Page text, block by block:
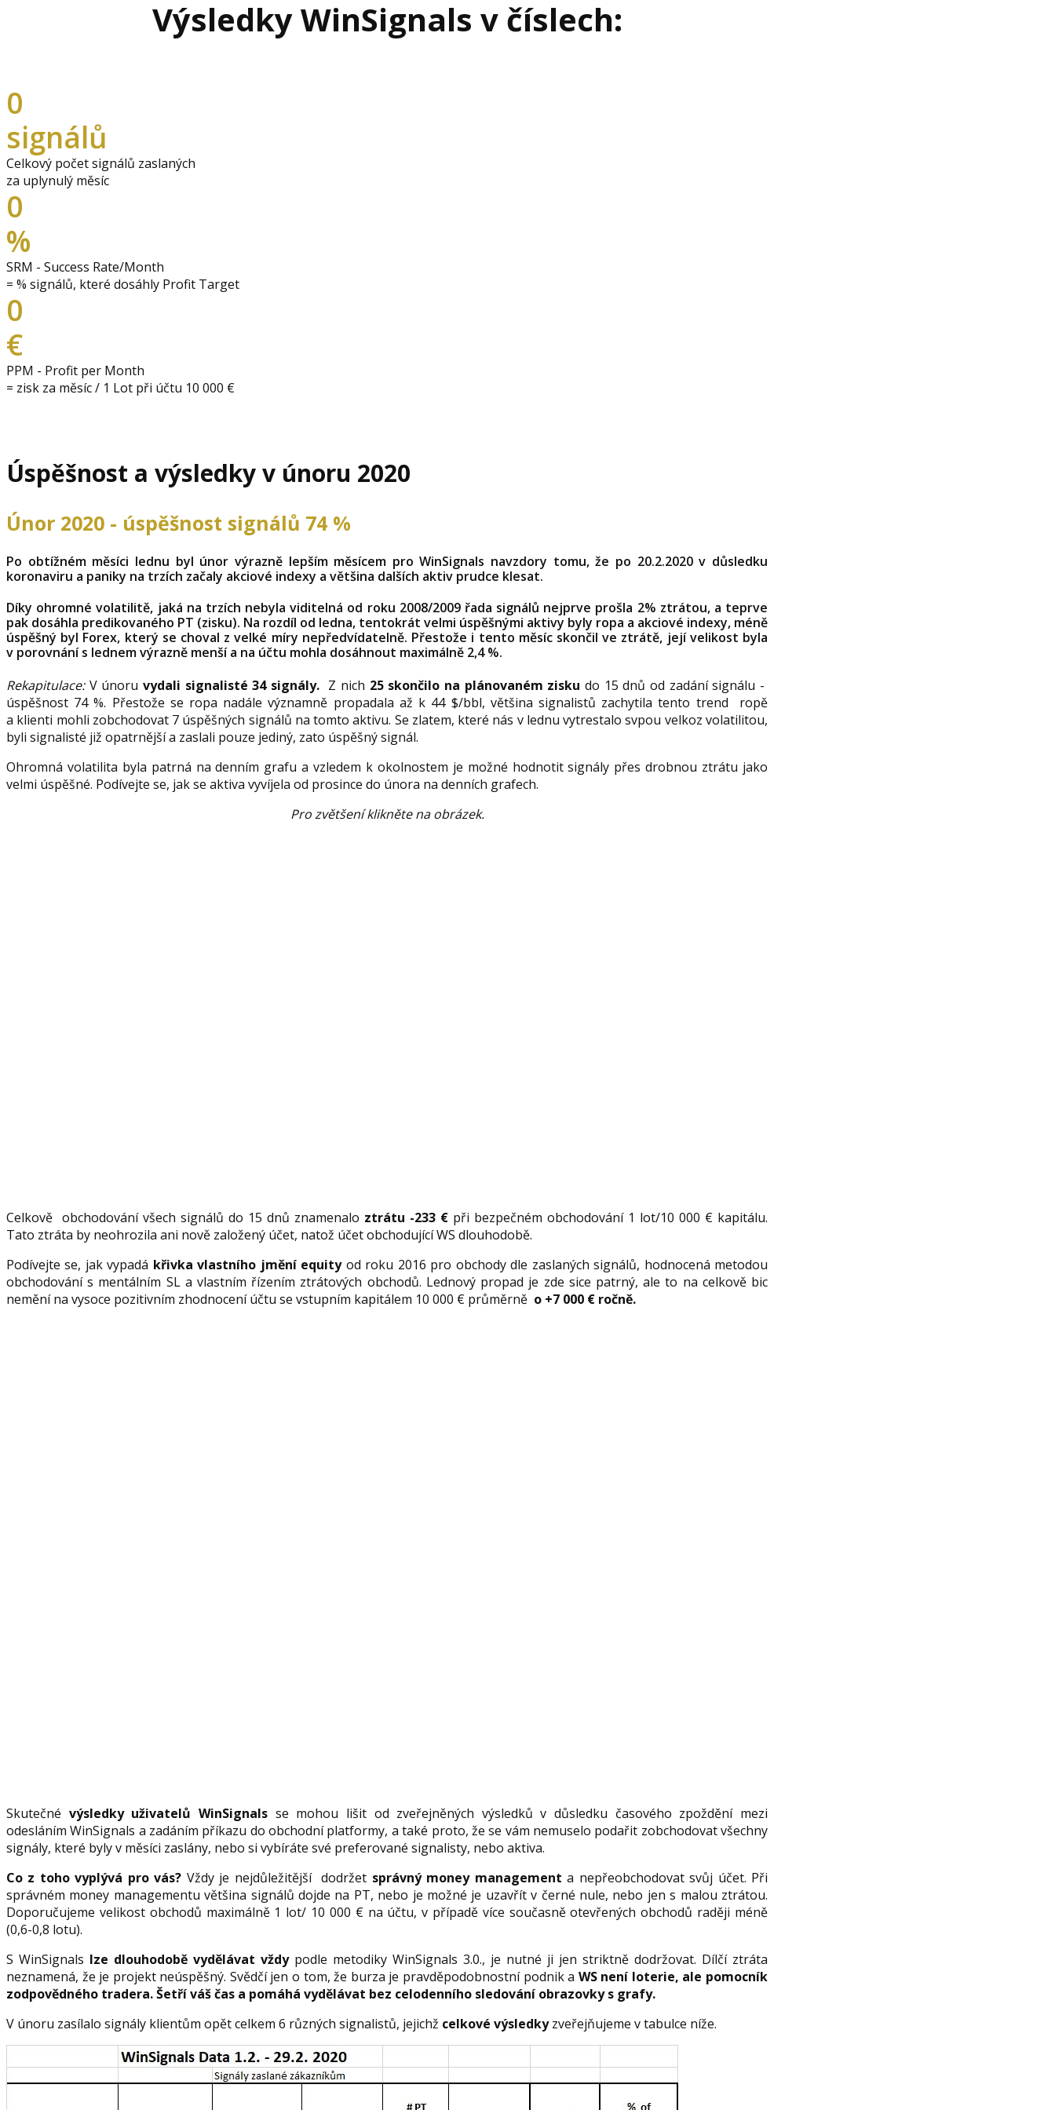
Výsledky WinSignals v číslech:
0
signálů
Celkový počet signálů zaslaných
za uplynulý měsíc
0
%
SRM - Success Rate/Month
= % signálů, které dosáhly Profit Target
0
€
PPM - Profit per Month
= zisk za měsíc / 1 Lot při účtu 10 000 €
Úspěšnost a výsledky v únoru 2020
Únor 2020 - úspěšnost signálů 74 %
Po obtížném měsíci lednu byl únor výrazně lepším měsícem pro WinSignals navzdory tomu, že po 20.2.2020 v důsledku
koronaviru a paniky na trzích začaly akciové indexy a většina dalších aktiv prudce klesat.
Díky ohromné volatilitě, jaká na trzích nebyla viditelná od roku 2008/2009 řada signálů nejprve prošla 2% ztrátou, a teprve
pak dosáhla predikovaného PT (zisku). Na rozdíl od ledna, tentokrát velmi úspěšnými aktivy byly ropa a akciové indexy, méně
úspěšný byl Forex, který se choval z velké míry nepředvídatelně. Přestože i tento měsíc skončil ve ztrátě, její velikost byla
v porovnání s lednem výrazně menší a na účtu mohla dosáhnout maximálně 2,4 %.
Rekapitulace:V únoru vydali signalisté 34 signály. Z nich 25 skončilo na plánovaném ziskudo 15 dnů od zadání signálu -
úspěšnost 74 %. Přestože se ropa nadále významně propadala až k 44 $/bbl, většina signalistů zachytila tento trend ropě
a klienti mohli zobchodovat 7 úspěšných signálů na tomto aktivu. Se zlatem, které nás v lednu vytrestalo svpou velkoz volatilitou,
byli signalisté již opatrnější a zaslali pouze jediný, zato úspěšný signál.
Ohromná volatilita byla patrná na denním grafu a vzledem k okolnostem je možné hodnotit signály přes drobnou ztrátu jako
velmi úspěšné. Podívejte se, jak se aktiva vyvíjela od prosince do února na denních grafech.
Pro zvětšení klikněte na obrázek.
Celkově obchodování všech signálů do 15 dnů znamenalo ztrátu -233 € při bezpečném obchodování 1 lot/10 000 € kapitálu.
Tato ztráta by neohrozila ani nově založený účet, natož účet obchodující WS dlouhodobě.
Podívejte se, jak vypadá křivka vlastního jmění equityod roku 2016 pro obchody dle zaslaných signálů, hodnocená metodou
obchodování s mentálním SL a vlastním řízením ztrátových obchodů. Lednový propad je zde sice patrný, ale to na celkově bic
nemění na vysoce pozitivním zhodnocení účtu se vstupním kapitálem 10 000 € průměrně o +7 000 € ročně.
Skutečné výsledky uživatelů WinSignalsse mohou lišit od zveřejněných výsledků v důsledku časového zpoždění mezi
odesláním WinSignals a zadáním příkazu do obchodní platformy, a také proto, že se vám nemuselo podařit zobchodovat všechny
signály, které byly v měsíci zaslány, nebo si vybíráte své preferované signalisty, nebo aktiva.
Co z toho vyplývá pro vás? Vždy je nejdůležitější dodržet správný money management a nepřeobchodovat svůj účet. Při
správném money managementu většina signálů dojde na PT, nebo je možné je uzavřít v černé nule, nebo jen s malou ztrátou.
Doporučujeme velikost obchodů maximálně 1 lot/ 10 000 € na účtu, v případě více současně otevřených obchodů raději méně
(0,6-0,8 lotu).
S WinSignals lze dlouhodobě vydělávat vždypodle metodiky WinSignals 3.0., je nutné ji jen striktně dodržovat. Dílčí ztráta
neznamená, že je projekt neúspěšný. Svědčí jen o tom, že burza je pravděpodobnostní podnik a WS není loterie, ale pomocník
zodpovědného tradera. Šetří váš čas a pomáhá vydělávat bez celodenního sledování obrazovky s grafy.
V únoru zasílalo signály klientům opět celkem 6 různých signalistů, jejichž celkové výsledkyzveřejňujeme v tabulce níže.